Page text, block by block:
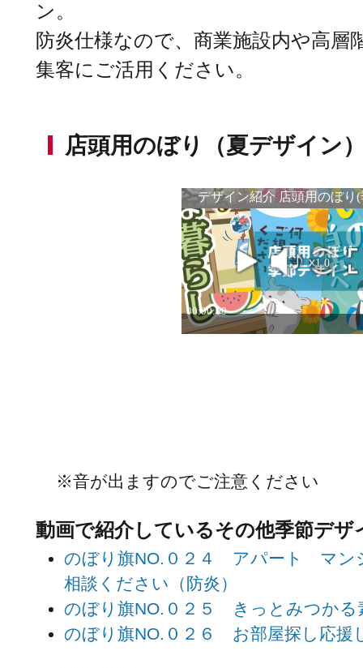
ン。
防炎仕様なので、商業施設内や高層
集客にご活用ください。
店頭用のぼり（夏デザイン
※音が出ますのでご注意ください
動画で紹介しているその他季節デザ
のぼり旗NO.０２４ アパート マ
相談ください（防炎）
のぼり旗NO.０２５ きっとみつかる
のぼり旗NO.０２６ お部屋探し応援